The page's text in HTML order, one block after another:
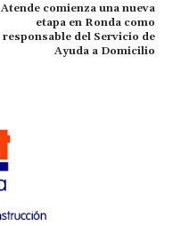
Atende comienza una nueva
etapa en Ronda como
responsable del Servicio de
Ayuda a Domicilio